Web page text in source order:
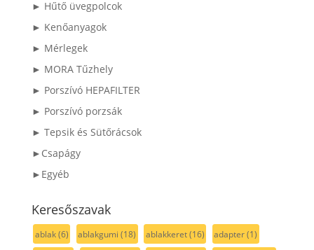
► Hűtő üvegpolcok
► Kenőanyagok
► Mérlegek
► MORA Tűzhely
► Porszívó HEPAFILTER
► Porszívó porzsák
► Tepsik és Sütőrácsok
►Csapágy
►Egyéb
Keresőszavak
ablak(6) ablakgumi (18) ablakkeret(16) adapter(1)